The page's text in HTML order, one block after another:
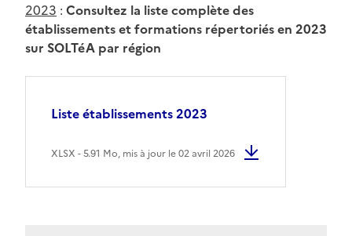
2023 : Consultez la liste complète des
établissements et formations répertoriés en 2023
sur SOLTéA par région
Liste établissements 2023
XLSX - 5.91 Mo, mis à jour le 02 avril 2026